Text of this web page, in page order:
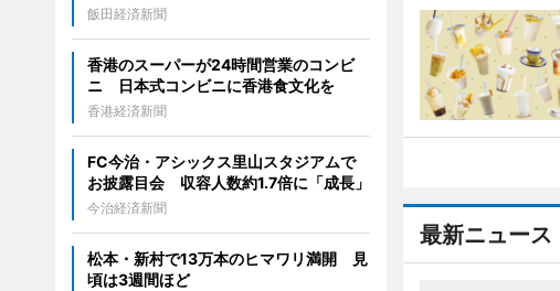
最新ニュース
飯田経済新聞
香港のスーパーが24時間営業のコンビ
ニ 日本式コンビニに香港食文化を
香港経済新聞
FC今治・アシックス里山スタジアムで
お披露目会 収容人数約1.7倍に「成長」
今治経済新聞
松本・新村で13万本のヒマワリ満開 見
頃は3週間ほど